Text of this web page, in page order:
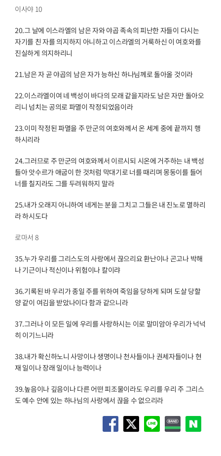
이사야 10
20.그 날에 이스라엘의 남은 자와 야곱 족속의 피난한 자들이 다시는
자기를 친 자를 의지하지 아니하고 이스라엘의 거룩하신 이 여호와를
진실하게 의지하리니
21.남은 자 곧 야곱의 남은 자가 능하신 하나님께로 돌아올 것이라
22.이스라엘이여 네 백성이 바다의 모래 같을지라도 남은 자만 돌아오
리니 넘치는 공의로 파멸이 작정되었음이라
23.이미 작정된 파멸을 주 만군의 여호와께서 온 세계 중에 끝까지 행
하시리라
24.그러므로 주 만군의 여호와께서 이르시되 시온에 거주하는 내 백성
들아 앗수르가 애굽이 한 것처럼 막대기로 너를 때리며 몽둥이를 들어
너를 칠지라도 그를 두려워하지 말라
25.내가 오래지 아니하여 네게는 분을 그치고 그들은 내 진노로 멸하리
라 하시도다
로마서 8
35.누가 우리를 그리스도의 사랑에서 끊으리요 환난이나 곤고나 박해
나 기근이나 적신이나 위험이나 칼이랴
36.기록된 바 우리가 종일 주를 위하여 죽임을 당하게 되며 도살 당할
양 같이 여김을 받았나이다 함과 같으니라
37.그러나 이 모든 일에 우리를 사랑하시는 이로 말미암아 우리가 넉넉
히 이기느니라
38.내가 확신하노니 사망이나 생명이나 천사들이나 권세자들이나 현
재 일이나 장래 일이나 능력이나
39.높음이나 깊음이나 다른 어떤 피조물이라도 우리를 우리 주 그리스
도 예수 안에 있는 하나님의 사랑에서 끊을 수 없으리라